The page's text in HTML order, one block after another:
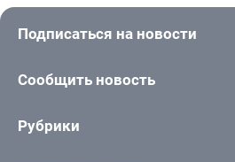
Подписаться на новости
Сообщить новость
Рубрики